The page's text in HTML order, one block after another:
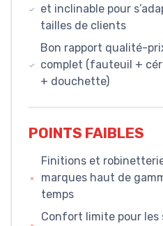
et inclinable pour
tailles de clients
Bon rapport qualité-
complet (fauteuil +
+ douchette)
POINTS FAIBLES
Finitions et
marques haut de
temps
Confort limite pour les